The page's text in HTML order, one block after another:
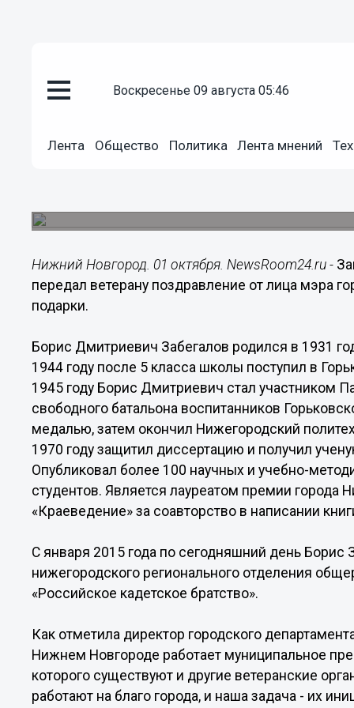
воскресенье 09 августа 05:46
Лента Общество Политика Лента мнений
01.10.201917:25
училища Бориса Дмитриевича
Нижний Новгород. 01 октября. NewsRoom24.ru -
передал ветерану поздравление от лица мэра
подарки.
Борис Дмитриевич Забегалов родился в 1931
1944 году после 5 класса школы поступил в
1945 году Борис Дмитриевич стал участником
свободного батальона воспитанников
медалью, затем окончил Нижегородский
1970 году защитил диссертацию и получил
Опубликовал более 100 научных и учебно-
студентов. Является лауреатом премии города
«Краеведение» за соавторство в написании
С января 2015 года по сегодняшний день Борис
нижегородского регионального отделения
«Российское кадетское братство».
Как отметила директор городского
Нижнем Новгороде работает муниципальное
которого существуют и другие ветеранские
работают на благо города, и наша задача - их